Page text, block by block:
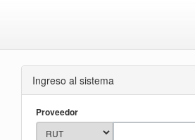
Ingreso al sistema
Proveedor